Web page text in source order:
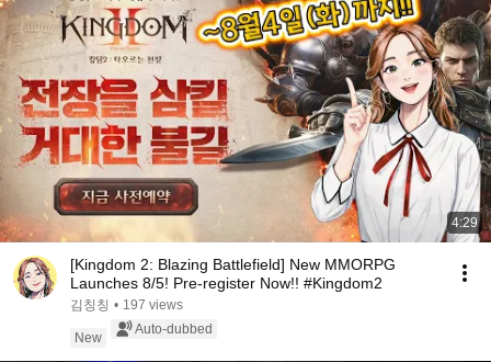
4:29
[Kingdom 2: Blazing Battlefield] New MMORPG
Launches 8/5! Pre-register Now!! #Kingdom2
김칭칭 • 197 views
New
Auto-dubbed